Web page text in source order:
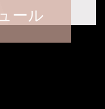
ール